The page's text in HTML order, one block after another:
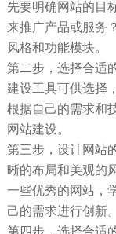
先要明确网站的目
来推广产品或服务
风格和功能模块。
第二步，选择合适
建设工具可供选择
根据自己的需求和
网站建设。
第三步，设计网站
晰的布局和美观的
一些优秀的网站，
己的需求进行创新。
第四步，选择合适